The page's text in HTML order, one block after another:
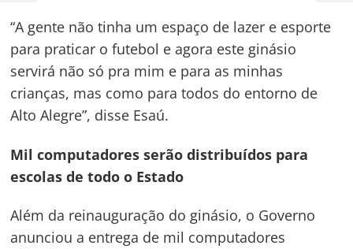
“A gente não tinha um espaço de lazer e esporte
para praticar o futebol e agora este ginásio
servirá não só pra mim e para as minhas
crianças, mas como para todos do entorno de
Alto Alegre”, disse Esaú.
Mil computadores serão distribuídos para
escolas de todo o Estado
Além da reinauguração do ginásio, o Governo
anunciou a entrega de mil computadores